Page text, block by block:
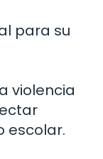
para su
violencia
escolar.